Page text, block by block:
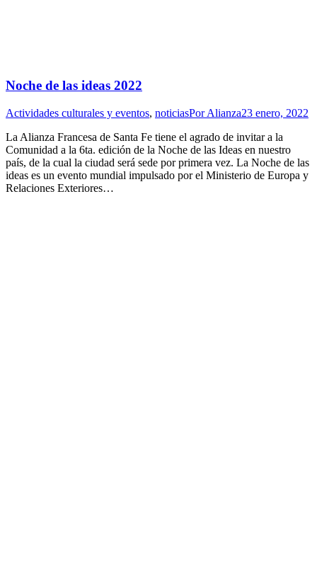
Noche de las ideas 2022
Actividades culturales y eventos, noticiasPorAlianza23 enero, 2022
La Alianza Francesa de Santa Fe tiene el agrado de invitar a la
Comunidad a la 6ta. edición de la Noche de las Ideas en nuestro
país, de la cual la ciudad será sede por primera vez. La Noche de las
ideas es un evento mundial impulsado por el Ministerio de Europa y
Relaciones Exteriores…